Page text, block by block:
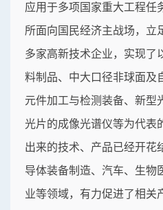
应用于多项国家重大工程任
所面向国民经济主战场，立
多家高新技术企业，实现了
料制品、中大口径非球面及
元件加工与检测装备、新型
光片的成像光谱仪等为代表
出来的技术、产品已经开花
导体装备制造、汽车、生物
业等领域，有力促进了相关